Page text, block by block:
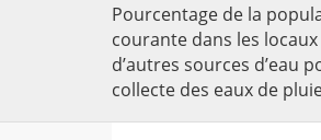
Pourcentage de la
courante dans les
d’autres sources
collecte des eaux de